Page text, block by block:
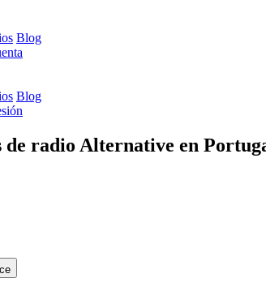
Blog
Blog
de radio Alternative en